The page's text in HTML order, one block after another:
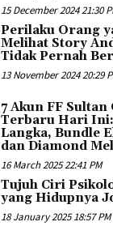
15 December 2024 21:30
Perilaku Orang
Melihat Story
Tidak Pernah
13 November 2024 20:29
7 Akun FF Sultan
Terbaru Hari
Langka, Bundle
dan Diamond
16 March 2025 22:41 PM
Tujuh Ciri
yang Hidupnya
18 January 2025 18:57 PM